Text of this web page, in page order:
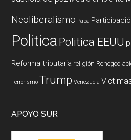
Neoliberalismo Papa
PoliticaPolitica EEUU
Reforma tributaria religión
Terrorismo Trump Venezuela
APOYO SUR